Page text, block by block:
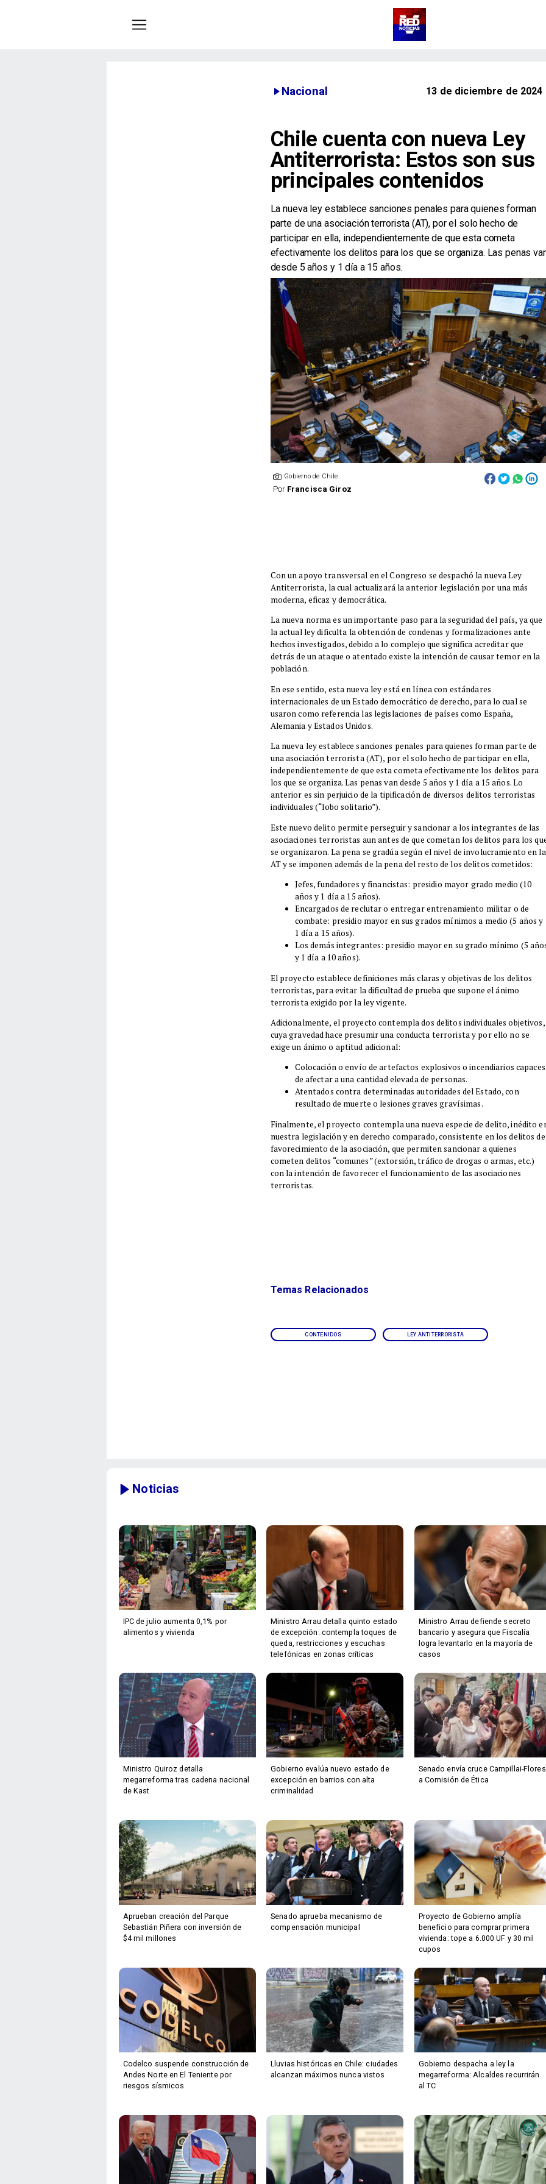
Nacional 13 de diciembre de 2024
Chile cuenta con nueva Ley
Antiterrorista: Estos son sus
principales contenidos
​La nueva ley establece sanciones penales para quienes forman
parte de una asociación terrorista (AT), por el solo hecho de
participar en ella, independientemente de que esta cometa
efectivamente los delitos para los que se organiza. Las penas
desde 5 años y 1 día a 15 años.
Gobierno de Chile
Por Francisca Giroz
​Con un apoyo transversal en el Congreso se despachó la nueva Ley
Antiterrorista, la cual actualizará la anterior legislación por una más
moderna, eficaz y democrática.
​La nueva norma es un importante paso para la seguridad del país, ya que
la actual ley dificulta la obtención de condenas y formalizaciones ante
hechos investigados, debido a lo complejo que significa acreditar que
detrás de un ataque o atentado existe la intención de causar temor en la
población.
​En ese sentido, esta nueva ley está en línea con estándares
internacionales de un Estado democrático de derecho, para lo cual se
usaron como referencia las legislaciones de países como España,
Alemania y Estados Unidos.
La nueva ley establece sanciones penales para quienes forman parte de
una asociación terrorista (AT), por el solo hecho de participar en ella,
independientemente de que esta cometa efectivamente los delitos para
los que se organiza. Las penas van desde 5 años y 1 día a 15 años. Lo
anterior es sin perjuicio de la tipificación de diversos delitos terroristas
individuales (“lobo solitario”).
​Este nuevo delito permite perseguir y sancionar a los integrantes de las
asociaciones terroristas aun antes de que cometan los delitos para los
se organizaron. La pena se gradúa según el nivel de involucramiento en la
AT y se imponen además de la pena del resto de los delitos cometidos:
​Jefes, fundadores y financistas: presidio mayor grado medio (10
años y 1 día a 15 años).
Encargados de reclutar o entregar entrenamiento militar o de
combate: presidio mayor en sus grados mínimos a medio (5 años y
1 día a 15 años).
Los demás integrantes: presidio mayor en su grado mínimo (5
y 1 día a 10 años).
​El proyecto establece definiciones más claras y objetivas de los delitos
terroristas, para evitar la dificultad de prueba que supone el ánimo
terrorista exigido por la ley vigente.
​Adicionalmente, el proyecto contempla dos delitos individuales objetivos,
cuya gravedad hace presumir una conducta terrorista y por ello no se
exige un ánimo o aptitud adicional:
​Colocación o envío de artefactos explosivos o incendiarios capaces
de afectar a una cantidad elevada de personas.
Atentados contra determinadas autoridades del Estado, con
resultado de muerte o lesiones graves gravísimas.
​Finalmente, el proyecto contempla una nueva especie de delito, inédito
nuestra legislación y en derecho comparado, consistente en los delitos de
favorecimiento de la asociación, que permiten sancionar a quienes
cometen delitos “comunes” (extorsión, tráfico de drogas o armas, etc.)
con la intención de favorecer el funcionamiento de las asociaciones
terroristas.
CONTENIDOS LEY ANTITERRORISTA
Temas Relacionados
Noticias
IPC de julio aumenta 0,1% por
alimentos y vivienda
Ministro Arrau detalla quinto estado
de excepción: contempla toques de
queda, restricciones y escuchas
telefónicas en zonas críticas
Ministro Arrau defiende secreto
bancario y asegura que Fiscalía
logra levantarlo en la mayoría de
casos
Ministro Quiroz detalla
megarreforma tras cadena nacional
de Kast
Gobierno evalúa nuevo estado de
excepción en barrios con alta
criminalidad
Senado envía cruce Campillai-Flores
a Comisión de Ética
Aprueban creación del Parque
Sebastián Piñera con inversión de
$4 mil millones
Senado aprueba mecanismo de
compensación municipal
Proyecto de Gobierno amplía
beneficio para comprar primera
vivienda: tope a 6.000 UF y 30 mil
cupos
Codelco suspende construcción de
Andes Norte en El Teniente por
riesgos sísmicos
Lluvias históricas en Chile: ciudades
alcanzan máximos nunca vistos
Gobierno despacha a ley la
megarreforma: Alcaldes recurrirán
al TC